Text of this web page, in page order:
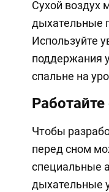
Сухой воздух
дыхательные
Используйте
поддержания
спальне на
Чтобы
перед сном
специальные
дыхательные